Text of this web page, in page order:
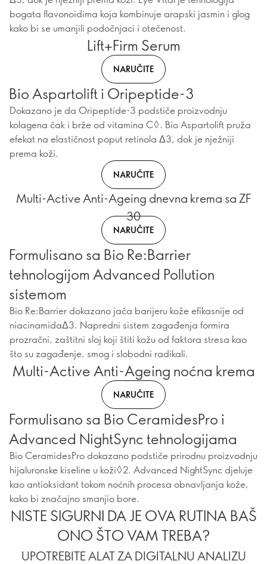
bogata flavonoidima koja kombinuje arapski jasmin i glog
kako bi se umanjili podočnjaci i otečenost.
Lift+Firm Serum
NARUČITE
Bio Aspartolift i Oripeptide-3
Dokazano je da Oripeptide-3 podstiče proizvodnju
kolagena čak i brže od vitamina C◊. Bio Aspartolift pruža
efekat na elastičnost poput retinola Δ3, dok je nježniji
prema koži.
NARUČITE
Multi-Active Anti-Ageing dnevna krema sa ZF
30
NARUČITE
Formulisano sa Bio Re:Barrier
tehnologijom Advanced Pollution
sistemom
Bio Re:Barrier dokazano jača barijeru kože efikasnije od
niacinamidaΔ3. Napredni sistem zagađenja formira
prozračni, zaštitni sloj koji štiti kožu od faktora stresa kao
što su zagađenje, smog i slobodni radikali.
Multi-Active Anti-Ageing noćna krema
NARUČITE
Formulisano sa Bio CeramidesPro i
Advanced NightSync tehnologijama
Bio CeramidesPro dokazano podstiče prirodnu proizvodnju
hijaluronske kiseline u koži◊2. Advanced NightSync djeluje
kao antioksidant tokom noćnih procesa obnavljanja kože,
kako bi značajno smanjio bore.
NISTE SIGURNI DA JE OVA RUTINA BAŠ
ONO ŠTO VAM TREBA?
UPOTREBITE ALAT ZA DIGITALNU ANALIZU